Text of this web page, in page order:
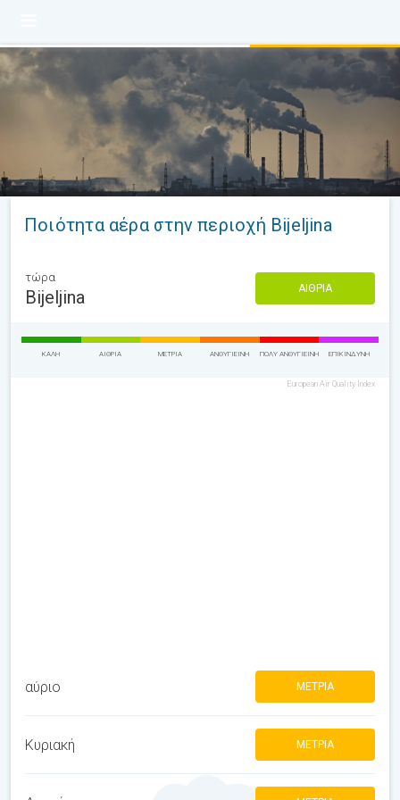
Ποιότητα αέρα στην περιοχή Bijeljina
τώρα
Bijeljina ΑΊΘΡΙΑ
ΚΑΛΉ ΑΊΘΡΙΑ ΜΈΤΡΙΑ ΑΝΘΥΓΙΕΙΝΉ ΠΟΛΎ ΑΝΘΥΓΙΕΙΝΉ ΕΠΙΚΊΝΔΥΝΗ
European Air Quality Index
αύριο ΜΈΤΡΙΑ
Κυριακή ΜΈΤΡΙΑ